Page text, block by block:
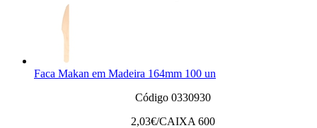
Faca Makan em Madeira 164mm 100 un
Código 0330930
2,03€/CAIXA 600